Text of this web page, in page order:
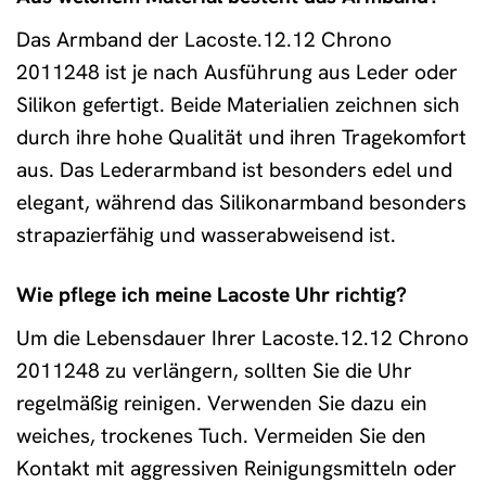
Das Armband der Lacoste.12.12 Chrono
2011248 ist je nach Ausführung aus Leder oder
Silikon gefertigt. Beide Materialien zeichnen sich
durch ihre hohe Qualität und ihren Tragekomfort
aus. Das Lederarmband ist besonders edel und
elegant, während das Silikonarmband besonders
strapazierfähig und wasserabweisend ist.
Wie pflege ich meine Lacoste Uhr richtig?
Um die Lebensdauer Ihrer Lacoste.12.12 Chrono
2011248 zu verlängern, sollten Sie die Uhr
regelmäßig reinigen. Verwenden Sie dazu ein
weiches, trockenes Tuch. Vermeiden Sie den
Kontakt mit aggressiven Reinigungsmitteln oder